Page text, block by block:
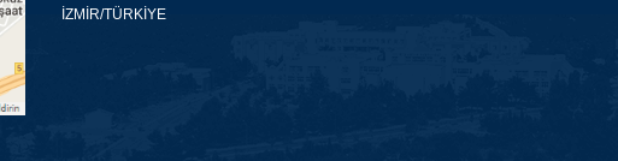
İZMİR/TÜRKİYE